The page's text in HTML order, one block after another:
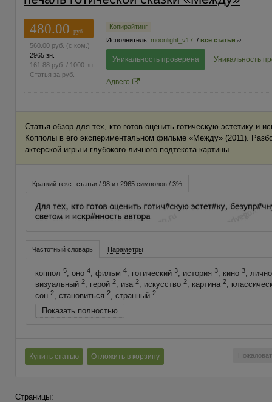
480.00
руб.
560.00 руб. (с ком.)
2965 зн.
161.88 руб. / 1000 зн.
Статья за руб.
Копирайтинг
Исполнитель: moonlight_v17 / все статьи
Уникальность проверена Уникальность
Адвего
Статья-обзор для тех, кто готов оценить готическую эстетику и
Копполы в его экспериментальном фильме «Между» (2011).
актерской игры и глубокого личного подтекста картины.
Краткий текст статьи / 98 из 2965 символов / 3%
Частотный словарь Параметры
коппол 5, оно 4, фильм 4, готический 3, история 3, кино 3,
визуальный 2, герой 2, иза 2, искусство 2, картина 2,
сон 2, становиться 2, странный 2
Показать полностью
Купить статью Отложить в корзину
Страницы: